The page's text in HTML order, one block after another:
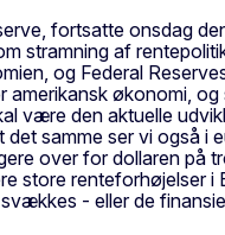
fortsatte onsdag
stramning af
og Federal
økonomi,
være den aktuelle
samme ser vi også i
over for dollaren på
store renteforhøjelser i
- eller de